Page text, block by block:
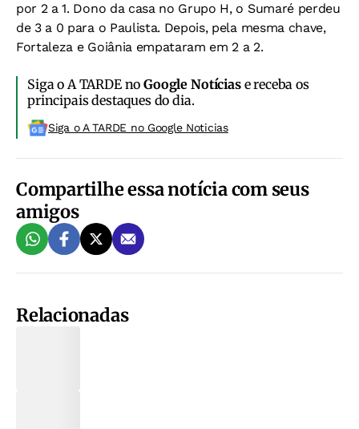
por 2 a 1. Dono da casa no Grupo H, o Sumaré perdeu
de 3 a 0 para o Paulista. Depois, pela mesma chave,
Fortaleza e Goiânia empataram em 2 a 2.
Siga o A TARDE noGoogle Notíciase receba os
principais destaques do dia.
Siga o A TARDE no Google Noticias
Compartilhe essa notícia com seus
amigos
Relacionadas